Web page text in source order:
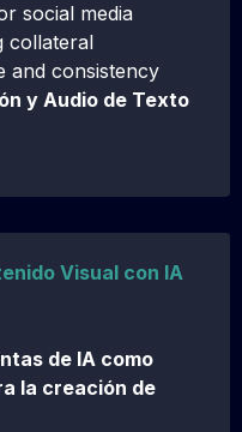
social media
collateral
and consistency
y Audio de Texto
Visual con IA
de IA como
la creación de